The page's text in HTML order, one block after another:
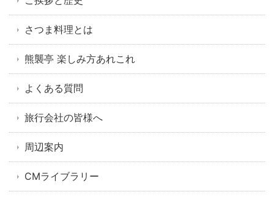
さつま料理とは
熊襲亭 楽しみ方あれこれ
よくある質問
旅行会社の皆様へ
周辺案内
CMライブラリー